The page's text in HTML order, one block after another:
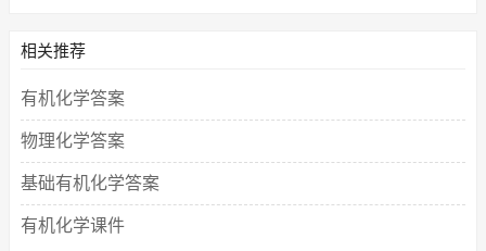
相关推荐
有机化学答案
物理化学答案
基础有机化学答案
有机化学课件